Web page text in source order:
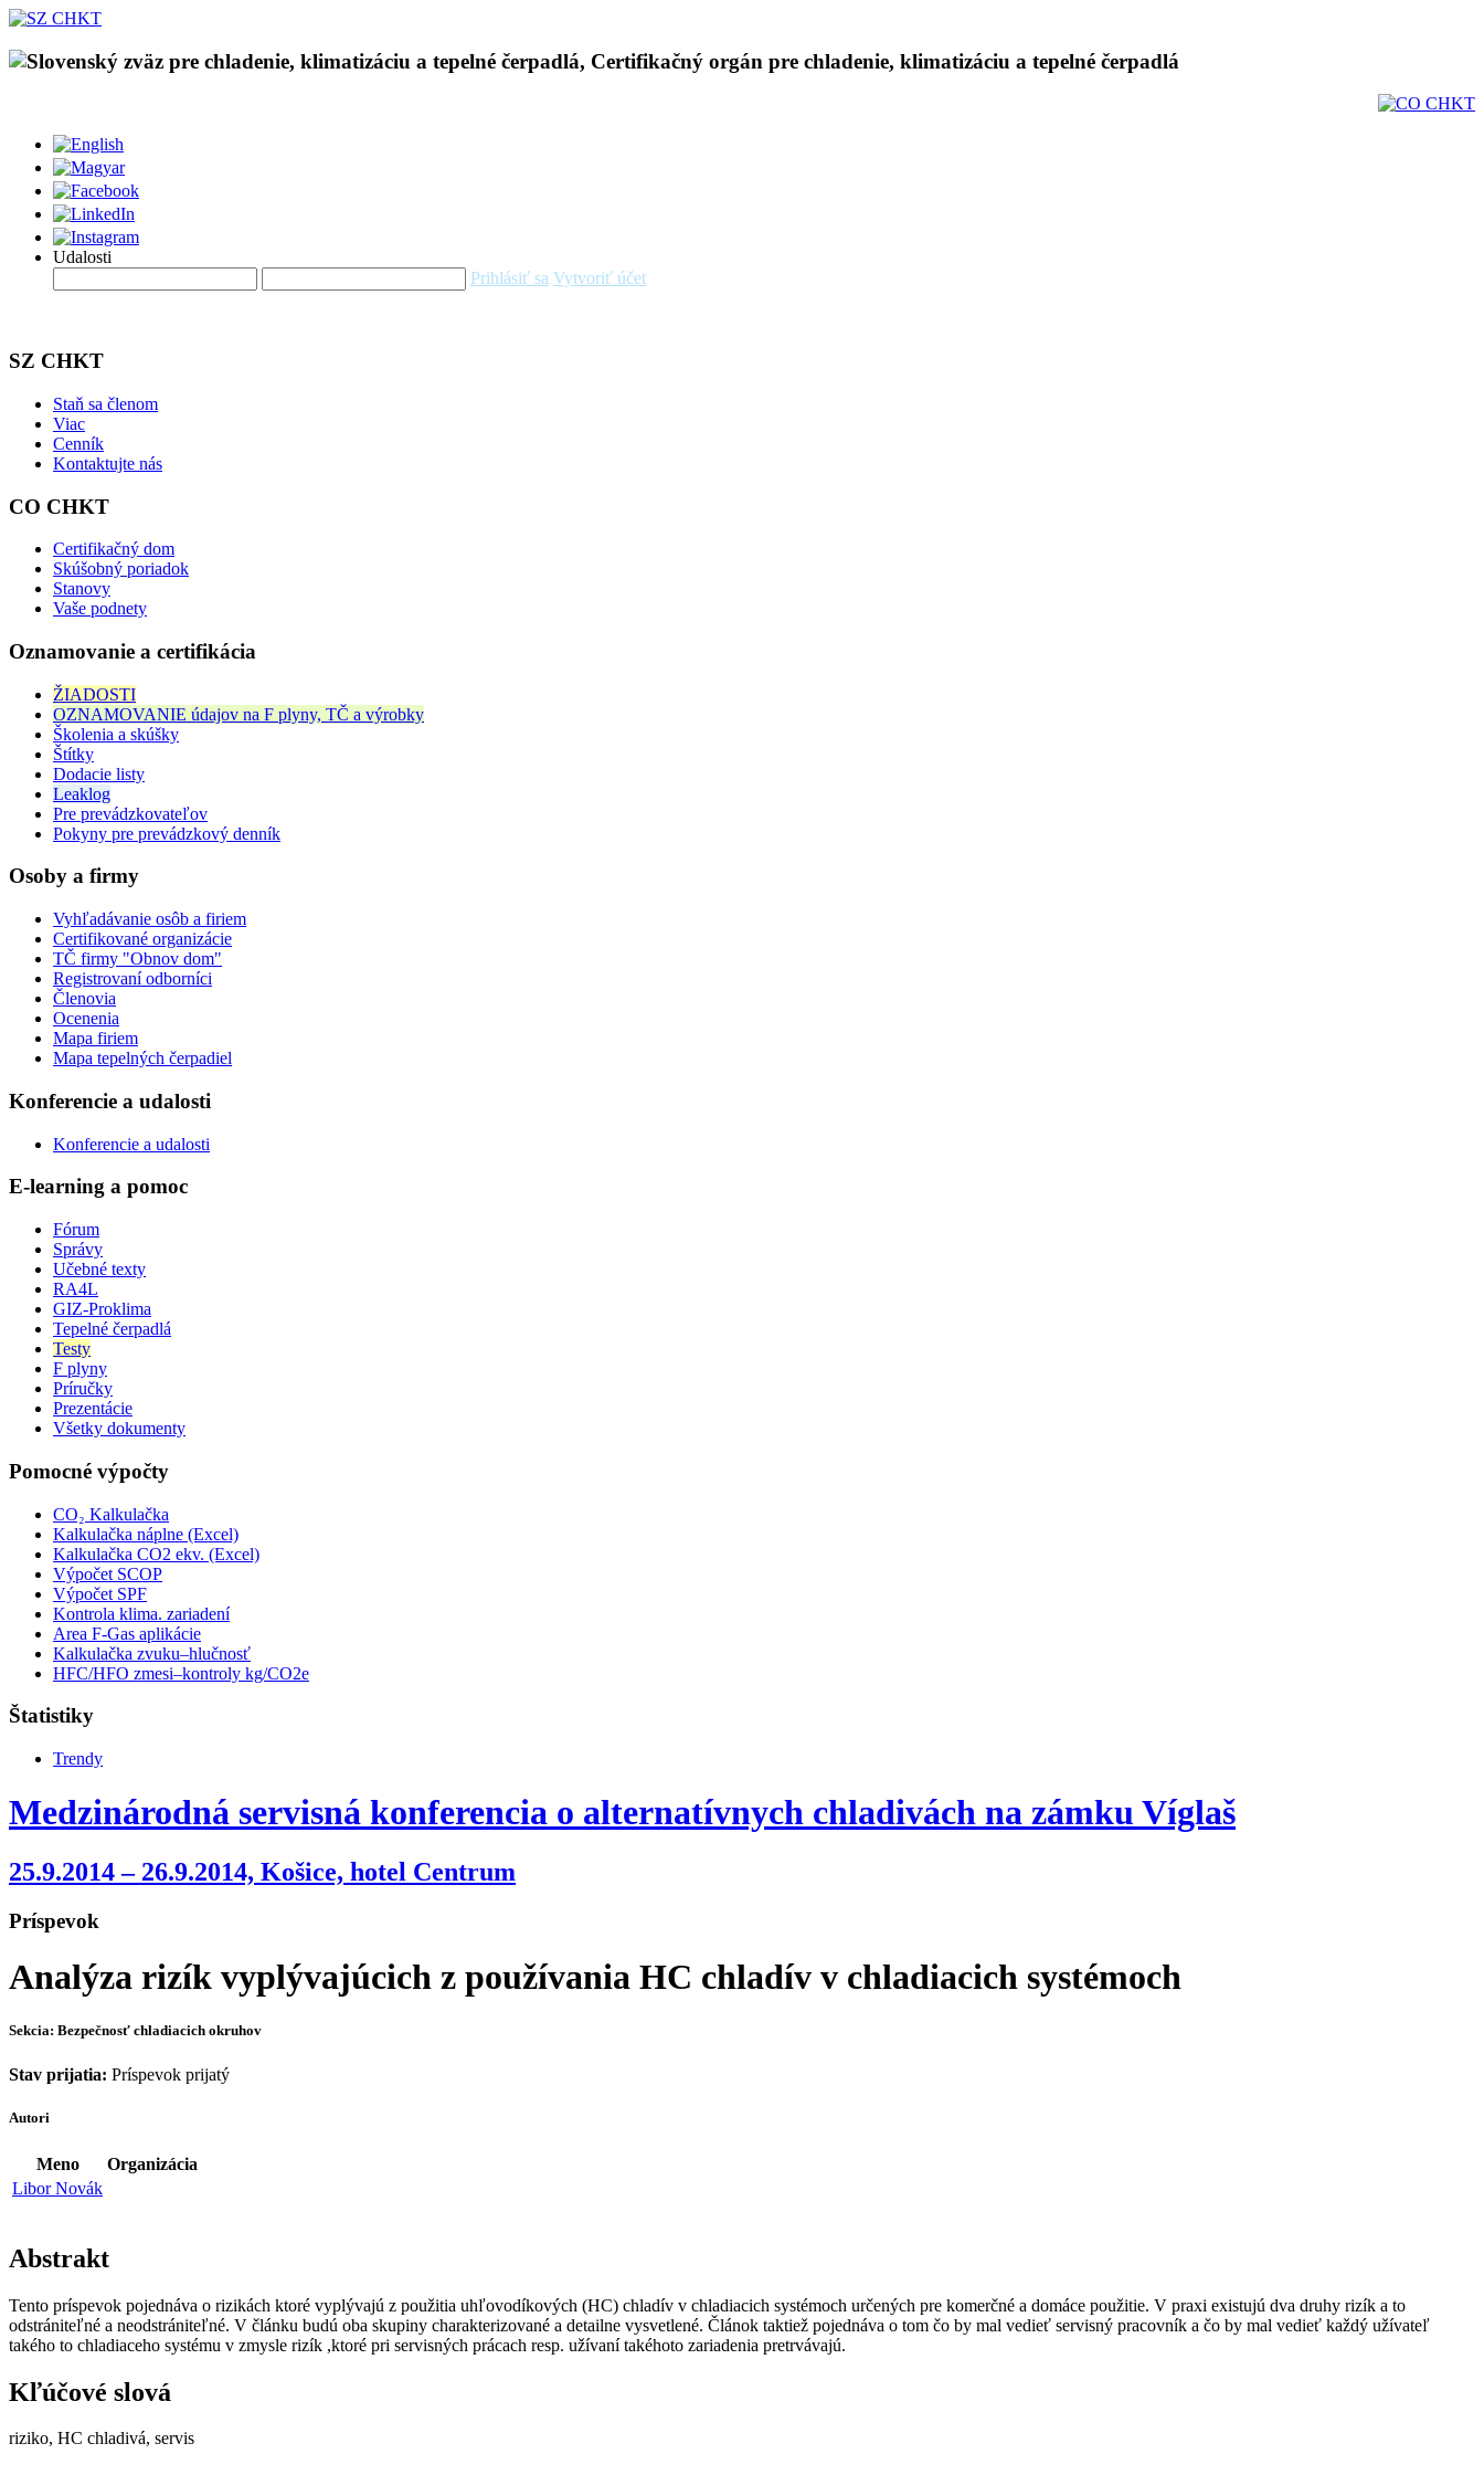
Udalosti
Prihlásiť sa Vytvoriť účet
SZ CHKT
Staň sa členom
Viac
Cenník
Kontaktujte nás
CO CHKT
Certifikačný dom
Skúšobný poriadok
Stanovy
Vaše podnety
Oznamovanie a certifikácia
ŽIADOSTI
OZNAMOVANIE údajov na F plyny, TČ a výrobky
Školenia a skúšky
Štítky
Dodacie listy
Leaklog
Pre prevádzkovateľov
Pokyny pre prevádzkový denník
Osoby a firmy
Vyhľadávanie osôb a firiem
Certifikované organizácie
TČ firmy "Obnov dom"
Registrovaní odborníci
Členovia
Ocenenia
Mapa firiem
Mapa tepelných čerpadiel
Konferencie a udalosti
Konferencie a udalosti
E-learning a pomoc
Fórum
Správy
Učebné texty
RA4L
GIZ-Proklima
Tepelné čerpadlá
Testy
F plyny
Príručky
Prezentácie
Všetky dokumenty
Pomocné výpočty
CO₂ Kalkulačka
Kalkulačka náplne (Excel)
Kalkulačka CO2 ekv. (Excel)
Výpočet SCOP
Výpočet SPF
Kontrola klima. zariadení
Area F-Gas aplikácie
Kalkulačka zvuku–hlučnosť
HFC/HFO zmesi–kontroly kg/CO2e
Štatistiky
Trendy
Medzinárodná servisná konferencia o alternatívnych chladivách na zámku Víglaš
25.9.2014 – 26.9.2014, Košice, hotel Centrum
Príspevok
Analýza rizík vyplývajúcich z používania HC chladív v chladiacich systémoch
Sekcia: Bezpečnosť chladiacich okruhov
Stav prijatia: Príspevok prijatý
Autori
Meno
Organizácia
Libor Novák
Abstrakt
Tento príspevok pojednáva o rizikách ktoré vyplývajú z použitia uhľovodíkových (HC) chladív v chladiacich systémoch určených pre komerčné a domáce použitie. V praxi existujú dva druhy rizík a to
odstrániteľné a neodstrániteľné. V článku budú oba skupiny charakterizované a detailne vysvetlené. Článok taktiež pojednáva o tom čo by mal vedieť servisný pracovník a čo by mal vedieť každý užívateľ
takého to chladiaceho systému v zmysle rizík ,ktoré pri servisných prácach resp. užívaní takéhoto zariadenia pretrvávajú.
Kľúčové slová
riziko, HC chladivá, servis